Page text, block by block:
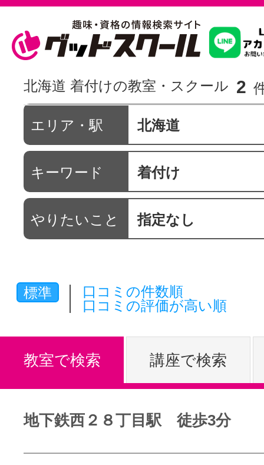
習いたいこ
スクールを
駅・路線か
通信講座を
体験レッス
やりたいこ
特集をみる
グッドスク
北海道 着付けの教室・スクール 2
エリア・駅 北海道
キーワード 着付け
やりたいこと 指定なし
標準
口コミの件数順
口コミの評価が高い順
教室で検索 講座で検索
地下鉄西２８丁目駅 徒歩3分